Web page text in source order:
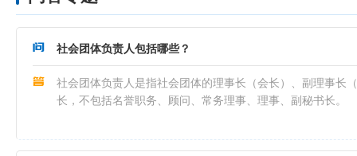
社会团体负责人包括哪些？
社会团体负责人是指社会团体的理事长（会长）、副理事长
长，不包括名誉职务、顾问、常务理事、理事、副秘书长。